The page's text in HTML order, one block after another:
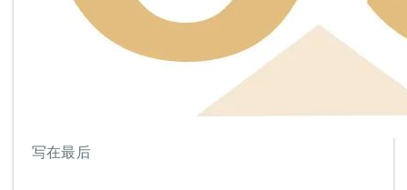
写在最后